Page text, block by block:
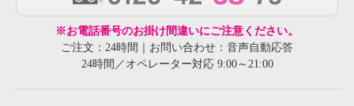
※お電話番号のお掛け間違いにご注意ください。
ご注文：24時間｜お問い合わせ：音声自動応答
24時間／オペレーター対応 9:00～21:00